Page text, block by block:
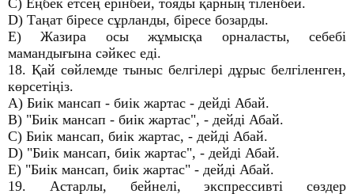
C) Еңбек етсең ерінбей, тояды қарның тіленбей.
D) Таңат біресе сұрланды, біресе бозарды.
E) Жазира осы жұмысқа орналасты, себебі
мамандығына сәйкес еді.
18. Қай сөйлемде тыныс белгілері дұрыс белгіленген,
көрсетіңіз.
A) Биік мансап - биік жартас - дейді Абай.
B) "Биік мансап - биік жартас", - дейді Абай.
C) Биік мансап, биік жартас, - дейді Абай.
D) "Биік мансап, биік жартас", - дейді Абай.
E) "Биік мансап, биік жартас" - дейді Абай.
19. Астарлы, бейнелі, экспрессивті сөздер